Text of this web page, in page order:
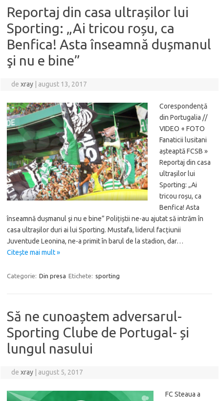
Reportaj din casa ultrașilor lui
Sporting: „Ai tricou roșu, ca
Benfica! Asta înseamnă dușmanul
şi nu e bine”
de xray august 13, 2017
Corespondență
din Portugalia //
VIDEO + FOTO
Fanaticii lusitani
așteaptă FCSB »
Reportaj din casa
ultrașilor lui
Sporting: „Ai
tricou roșu, ca
Benfica! Asta
înseamnă dușmanul şi nu e bine” Polițiștii ne-au ajutat să intrăm în
casa ultrașilor duri ai lui Sporting. Mustafa, liderul facțiunii
Juventude Leonina, ne-a primit în barul de la stadion, dar…
Citește mai mult »
Categorie: Din presa Etichete: sporting
Să ne cunoaștem adversarul-
Sporting Clube de Portugal- și
lungul nasului
de xray august 5, 2017
FC Steaua a